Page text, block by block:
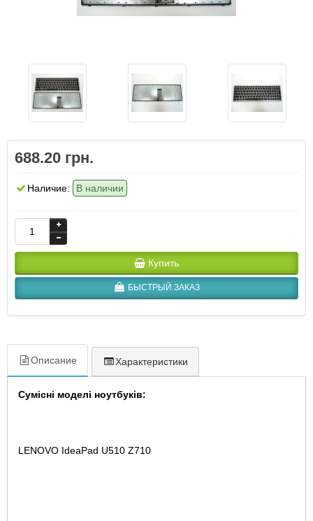
688.20 грн.
Наличие: В наличии
Купить
БЫСТРЫЙ ЗАКАЗ
Описание Характеристики
Сумісні моделі ноутбуків:
LENOVO IdeaPad U510 Z710